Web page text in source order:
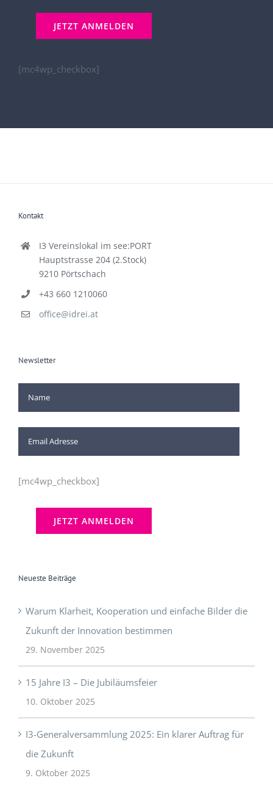
[mc4wp_checkbox]
Kontakt
I3 Vereinslokal im see:PORT
Hauptstrasse 204 (2.Stock)
9210 Pörtschach
+43 660 1210060
office@idrei.at
Newsletter
[mc4wp_checkbox]
Neueste Beiträge
Warum Klarheit, Kooperation und einfache Bilder die
Zukunft der Innovation bestimmen
29. November 2025
15 Jahre I3 – Die Jubiläumsfeier
10. Oktober 2025
I3-Generalversammlung 2025: Ein klarer Auftrag für
die Zukunft
9. Oktober 2025